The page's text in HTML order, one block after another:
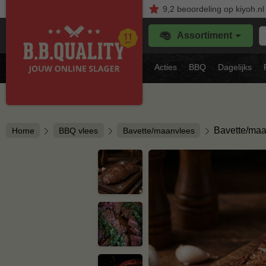
9,2 beoordelingop kiyoh.nl
Assortiment
Acties BBQ Dagelijks
Home BBQ vlees Bavette/maanvlees Bavette/